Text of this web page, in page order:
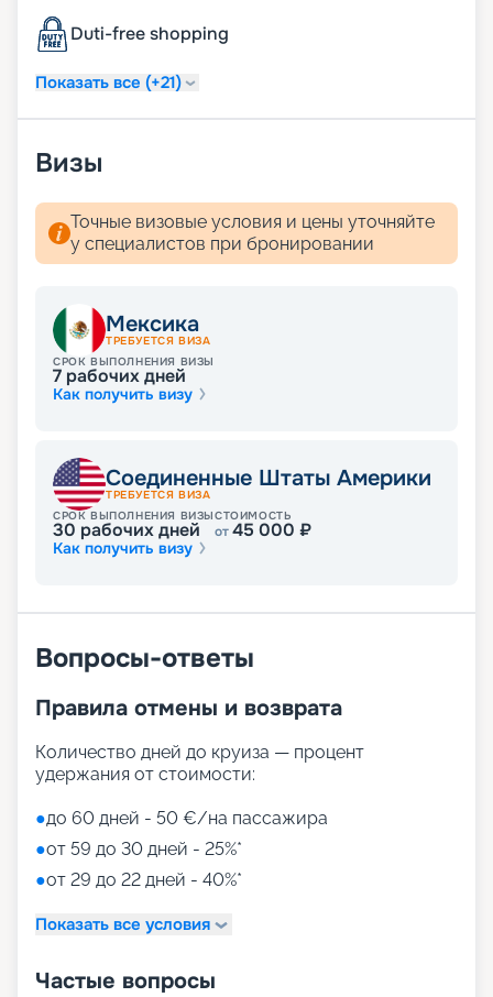
Duti-free shopping
Показать все (+21)
Визы
Точные визовые условия и цены уточняйте
у специалистов при бронировании
Мексика
ТРЕБУЕТСЯ ВИЗА
СРОК ВЫПОЛНЕНИЯ ВИЗЫ
7 рабочих дней
Как получить визу
Соединенные Штаты Америки
ТРЕБУЕТСЯ ВИЗА
СРОК ВЫПОЛНЕНИЯ ВИЗЫ
30 рабочих дней
СТОИМОСТЬ
от45 000 ₽
Как получить визу
Вопросы-ответы
Правила отмены и возврата
Количество дней до круиза — процент
удержания от стоимости:
●до 60 дней - 50 €/на пассажира
●от 59 до 30 дней - 25%*
●от 29 до 22 дней - 40%*
Показать все условия
Частые вопросы